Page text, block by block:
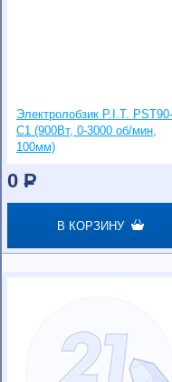
Электролобзик P.I.T. PST90-
С1 (900Вт, 0-3000 об/мин,
100мм)
0 P
В КОРЗИНУ